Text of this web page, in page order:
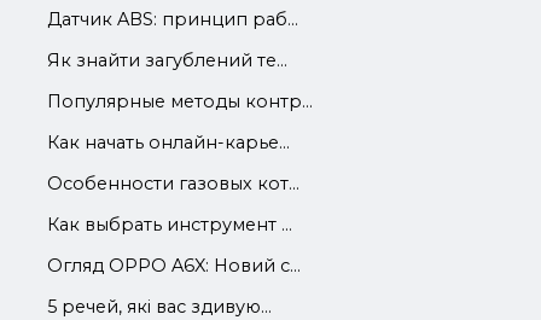
Датчик ABS: принцип раб...
Як знайти загублений те...
Популярные методы контр...
Как начать онлайн-карье...
Особенности газовых кот...
Как выбрать инструмент ...
Огляд OPPO A6X: Новий с...
5 речей, які вас здивую...